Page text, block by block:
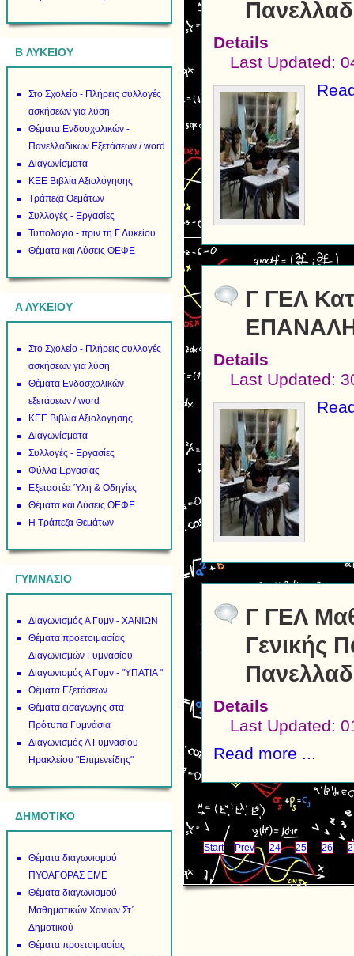
B ΛΥΚΕΙΟΥ
Στο Σχολείο - Πλήρεις συλλογές
ασκήσεων για λύση
Θέματα Ενδοσχολικών -
Πανελλαδικών Εξετάσεων / word
Διαγωνίσματα
ΚΕΕ Βιβλία Αξιολόγησης
Τράπεζα Θεμάτων
Συλλογές - Εργασίες
Τυπολόγιο - πριν τη Γ Λυκείου
Θέματα και Λύσεις ΟΕΦΕ
Α ΛΥΚΕΙΟΥ
Στο Σχολείο - Πλήρεις συλλογές
ασκήσεων για λύση
Θέματα Ενδοσχολικών
εξετάσεων / word
ΚΕΕ Βιβλία Αξιολόγησης
Διαγωνίσματα
Συλλογές - Εργασίες
Φύλλα Εργασίας
Εξεταστέα Ύλη & Οδηγίες
Θέματα και Λύσεις ΟΕΦΕ
Η Τράπεζα Θεμάτων
ΓΥΜΝΑΣΙΟ
Διαγωνισμός Α Γυμν - ΧΑΝΙΩΝ
Θέματα προετοιμασίας
Διαγωνισμών Γυμνασίου
Διαγωνισμός Α Γυμν - "ΥΠΑΤΙΑ "
Θέματα Εξετάσεων
Θέματα εισαγωγης στα
Πρότυπα Γυμνάσια
Διαγωνισμός Α Γυμνασίου
Ηρακλείου "Επιμενείδης"
ΔΗΜΟΤΙΚΟ
Θέματα διαγωνισμού
ΠΥΘΑΓΟΡΑΣ ΕΜΕ
Θέματα διαγωνισμού
Μαθηματικών Χανίων Στ΄
Δημοτικού
Θέματα προετοιμασίας
Details
Last Updated:
Γ ΓΕΛ
Details
Last Updated:
Γ ΓΕΛ
Γενικής
Details
Last Updated:
Read more ...
Start Prev 24 25 26